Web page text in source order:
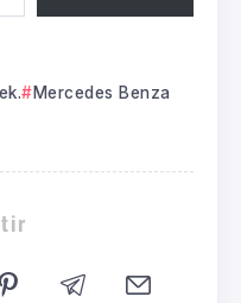
Mercedes Benza